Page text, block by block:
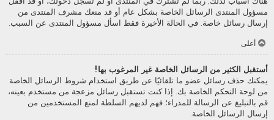
مسؤول المنتدى الرسائل الخاصة بشكل عام أو قد منعك مشرف المنتدى من
إرسال رسائل خاصة. في الحالة الأخيرة فقط اسأل مسؤول المنتدى عن السبب.
أعلى
أستقبل الكثير من الرسائل الخاصة غير المرغوب بها!
يمكنك حذف رسائل عضو ما تلقائيًا عن طريق استخدام شروط الرسائل الخاصة
من لوحة التحكم الخاصة بك. إذا كنت تستقبل رسائل مزعجة من مستخدم بعينه،
قم بالتبليغ عن الرسالة للمدراء؛ فهم لديهم السلطة لمنع المستخدمين من
إرسال الرسائل الخاصة.